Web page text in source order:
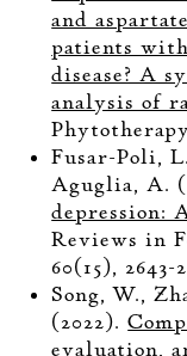
and
patients
disease? A
analysis of
Phytotherapy
Fusar-Poli,
Aguglia, A.
depression:
Reviews in
60(15), 2643-
Song, W.,
(2022).
evaluation,